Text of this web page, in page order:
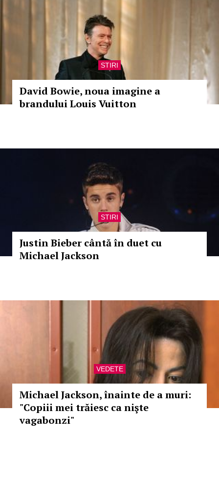
STIRI
David Bowie, noua imagine a
brandului Louis Vuitton
STIRI
Justin Bieber cântă în duet cu
Michael Jackson
VEDETE
Michael Jackson, înainte de a muri:
"Copiii mei trăiesc ca nişte
vagabonzi"